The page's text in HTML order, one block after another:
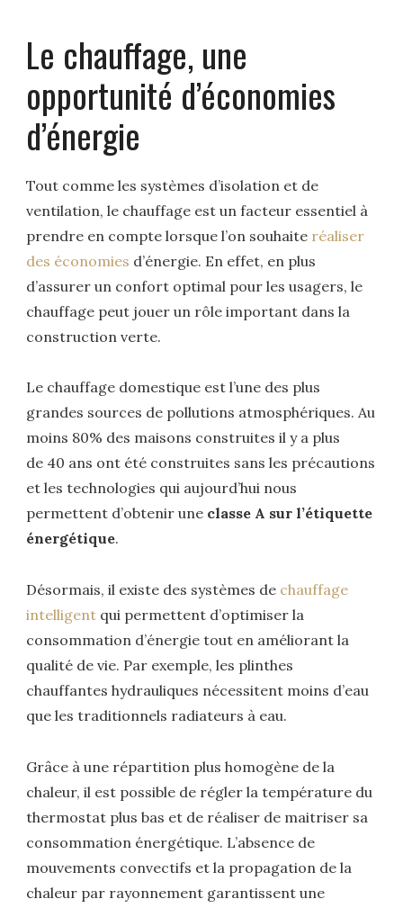
Le chauffage, une
opportunité d’économies
d’énergie
Tout comme les systèmes d’isolation et de
ventilation, le chauffage est un facteur essentiel à
prendre en compte lorsque l’on souhaite réaliser
des économies d’énergie. En effet, en plus
d’assurer un confort optimal pour les usagers, le
chauffage peut jouer un rôle important dans la
construction verte.
Le chauffage domestique est l’une des plus
grandes sources de pollutions atmosphériques. Au
moins 80% des maisons construites il y a plus
de 40 ans ont été construites sans les précautions
et les technologies qui aujourd’hui nous
permettent d’obtenir une classe A sur l’étiquette
énergétique.
Désormais, il existe des systèmes de chauffage
intelligent qui permettent d’optimiser la
consommation d’énergie tout en améliorant la
qualité de vie. Par exemple, les plinthes
chauffantes hydrauliques nécessitent moins d’eau
que les traditionnels radiateurs à eau.
Grâce à une répartition plus homogène de la
chaleur, il est possible de régler la température du
thermostat plus bas et de réaliser de maitriser sa
consommation énergétique. L’absence de
mouvements convectifs et la propagation de la
chaleur par rayonnement garantissent une